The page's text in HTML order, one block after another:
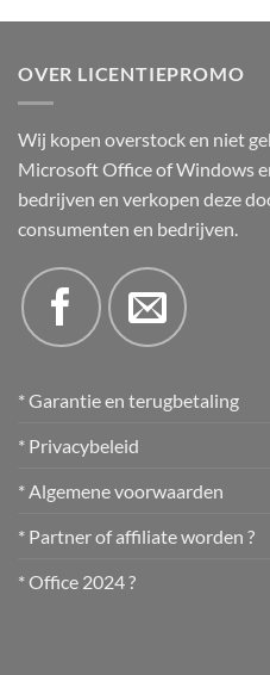
OVER LICENTIEPROMO
Wij kopen overstock en niet
Microsoft Office of Windows
bedrijven en verkopen deze
consumenten en bedrijven.
* Garantie en terugbetaling
* Privacybeleid
* Algemene voorwaarden
* Partner of affiliate worden ?
* Office 2024 ?